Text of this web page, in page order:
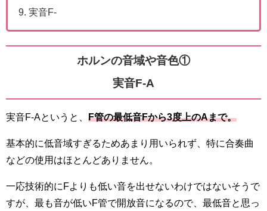
実音F-
ホルンの音域や音色①
実音F-A
実音F-Aというと、 F管の最低音Fから3度上のAまで。
基本的に低音域すぎるためあまり用いられず、特に合奏曲
などの使用はほとんどありません。
一応技術的にFよりも低い音を出せないわけではないそうで
すが、最も音が低いF管で開放音になるので、最低音と思っ